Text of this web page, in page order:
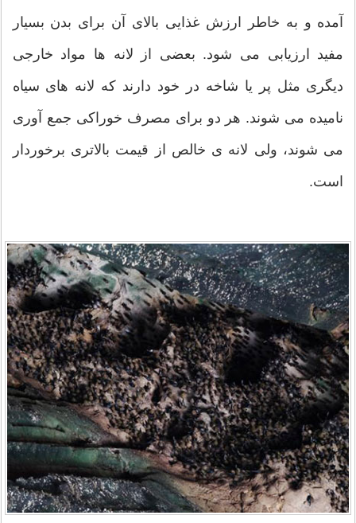
آمده و به خاطر ارزش غذایی بالای آن برای بدن بسیار
مفید ارزیابی می شود. بعضی از لانه ها مواد خارجی
دیگری مثل پر یا شاخه در خود دارند که لانه های سیاه
نامیده می شوند. هر دو برای مصرف خوراکی جمع آوری
می شوند، ولی لانه ی خالص از قیمت بالاتری برخوردار
است.